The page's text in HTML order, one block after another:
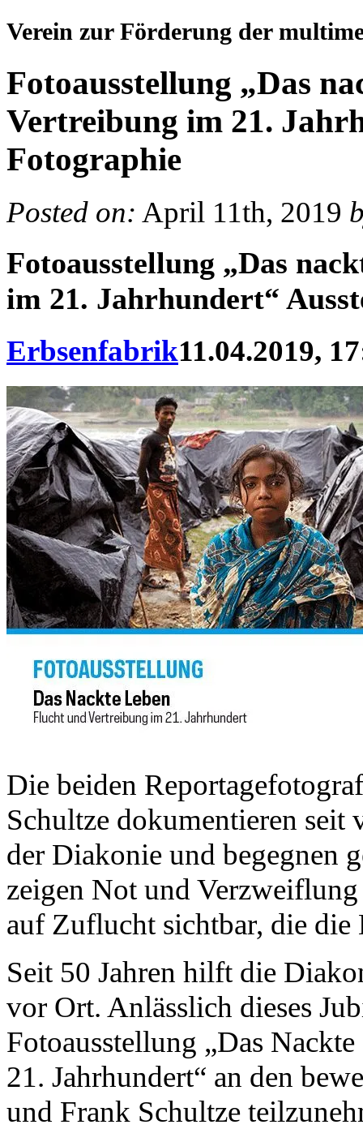
Verein zur Förderung der
Fotoausstellung „Das
Vertreibung im 21.
Fotographie
Posted on: April 11th, 2019
Fotoausstellung „Das
im 21. Jahrhundert“
Erbsenfabrik11.04.2019,
Die beiden
Schultze dokumentieren seit
der Diakonie und begegnen
zeigen Not und
auf Zuflucht sichtbar, die die
Seit 50 Jahren hilft die
vor Ort. Anlässlich dieses
Fotoausstellung „Das
21. Jahrhundert“ an den
und Frank Schultze